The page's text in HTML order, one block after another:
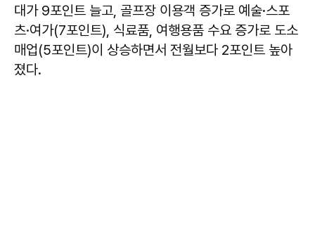
대가 9포인트 늘고, 골프장 이용객 증가로 예술·스포
츠·여가(7포인트), 식료품, 여행용품 수요 증가로 도소
매업(5포인트)이 상승하면서 전월보다 2포인트 높아
졌다.